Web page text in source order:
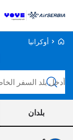
Voye Homepage
أوكرانيا
ابحث عن خطط
بلدان